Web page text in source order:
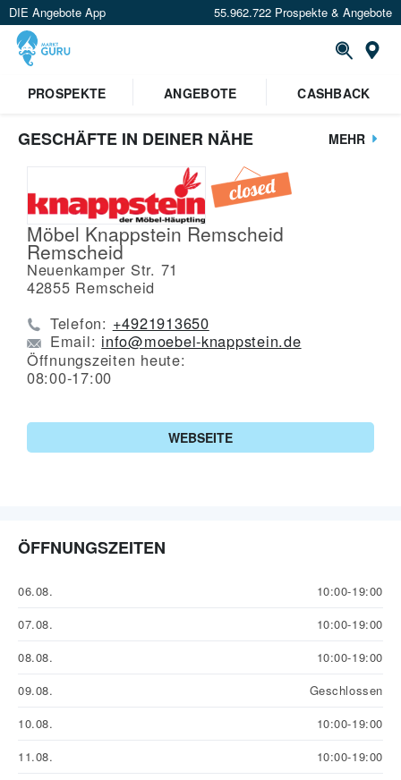
DIE Angebote App 55.962.722 Prospekte & Angebote
PROSPEKTE
ANGEBOTE CASHBACK
GESCHÄFTE IN DEINER NÄHE MEHR
Möbel Knappstein Remscheid
Remscheid
Neuenkamper Str. 71
42855 Remscheid
Telefon: +4921913650
Email: info@moebel-knappstein.de
Öffnungszeiten heute:
08:00-17:00
WEBSEITE
ÖFFNUNGSZEITEN
06.08.
10:00-19:00
07.08.
10:00-19:00
08.08.
10:00-19:00
09.08.
Geschlossen
10.08.
10:00-19:00
11.08.
10:00-19:00